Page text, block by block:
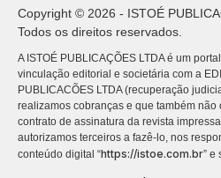
Copyright © 2026 - ISTOÉ
Todos os direitos reservados.
A ISTOÉ PUBLICAÇÕES LTDA é um
vinculação editorial e societária com a
PUBLICACÕES LTDA (recuperação
realizamos cobranças e que também
contrato de assinatura da revista
autorizamos terceiros a fazê-lo, nos
conteúdo digital “https://istoe.com.br” e